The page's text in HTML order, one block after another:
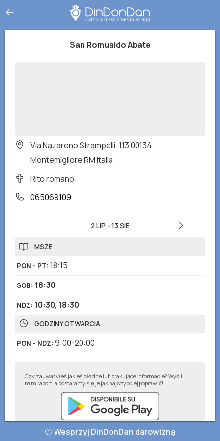
San Romualdo Abate
Via Nazareno Strampelli, 113 00134
Montemigliore RM Italia
Rito romano
065069109
2 LIP - 13 SIE
MSZE
PON - PT: 18:15
SOB: 18:30
NDZ: 10:30, 18:30
GODZINY OTWARCIA
PON - NDZ: 9:00-20:00
Czy zauważyłeś jakieś błędne lub brakujące informacje? Wyślij
nam raport, a postaramy się je jak najszybciej poprawić!
Wesprzyj DinDonDan darowizną